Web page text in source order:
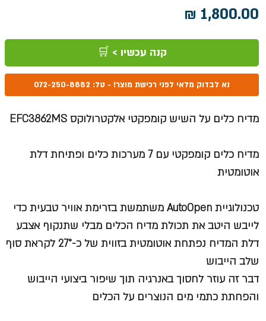
קנה עכשיו > 🛒
נא לבדוק מלאי לפני רכישת מוצר! - טל: 072-250-8882
מדיח כלים על השיש קומפקטי אלקטרולוקס EFC3862MS
מדיח כלים קומפקטי עם 7 מערכות כלים ופתיחת דלת
אוטומטית
טכנולוגיית AutoOpen משתמשת בזרימת אוויר טבעית כדי
לייבש היטב את תכולת מדיח הכלים מבלי שתנקוף אצבע
דלת המדיח נפתחת אוטומטית בזווית של כ-27° לקראת סוף
שלב הייבוש
דבר זה עוזר לחסוך באנרגיה תוך שיפור ביצועי הייבוש
והפחתת כתמי מים הנוצרים על הכלים